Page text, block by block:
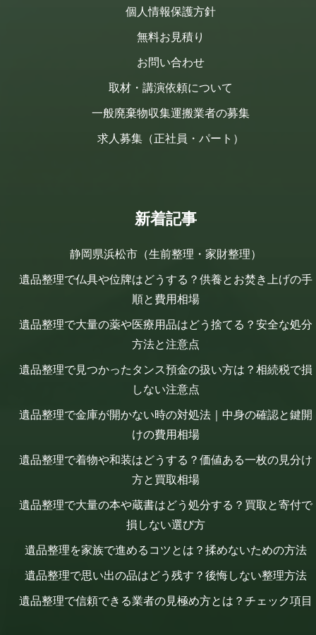
個人情報保護方針
無料お見積り
お問い合わせ
取材・講演依頼について
一般廃棄物収集運搬業者の募集
求人募集（正社員・パート）
新着記事
静岡県浜松市（生前整理・家財整理）
遺品整理で仏具や位牌はどうする？供養とお焚き上げの手
順と費用相場
遺品整理で大量の薬や医療用品はどう捨てる？安全な処分
方法と注意点
遺品整理で見つかったタンス預金の扱い方は？相続税で損
しない注意点
遺品整理で金庫が開かない時の対処法｜中身の確認と鍵開
けの費用相場
遺品整理で着物や和装はどうする？価値ある一枚の見分け
方と買取相場
遺品整理で大量の本や蔵書はどう処分する？買取と寄付で
損しない選び方
遺品整理を家族で進めるコツとは？揉めないための方法
遺品整理で思い出の品はどう残す？後悔しない整理方法
遺品整理で信頼できる業者の見極め方とは？チェック項目